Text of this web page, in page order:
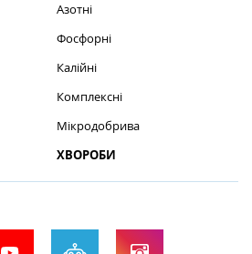
Азотні
Фосфорні
Калійні
Комплексні
Мікродобрива
ХВОРОБИ